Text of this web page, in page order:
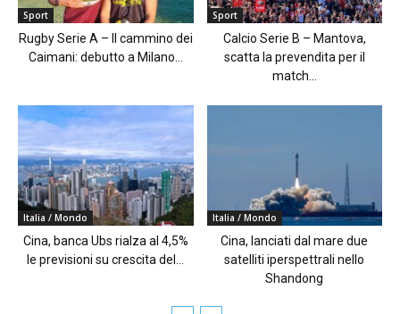
Sport
Rugby Serie A – Il cammino dei
Caimani: debutto a Milano...
Sport
Calcio Serie B – Mantova,
scatta la prevendita per il
match...
Italia / Mondo
Cina, banca Ubs rialza al 4,5%
le previsioni su crescita del...
Italia / Mondo
Cina, lanciati dal mare due
satelliti iperspettrali nello
Shandong